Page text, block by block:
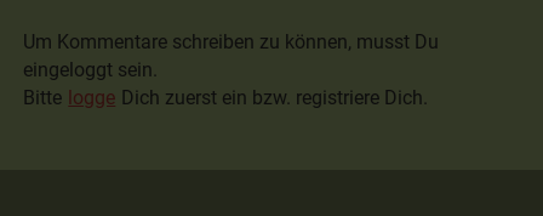
Um Kommentare schreiben zu können, musst Du
eingeloggt sein.
Bitte logge Dich zuerst ein bzw. registriere Dich.